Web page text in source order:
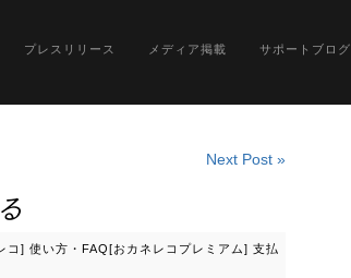
プレスリリース メディア掲載 サポートブログ
Next Post »
コ] 使い方・FAQ[おカネレコプレミアム] 支払